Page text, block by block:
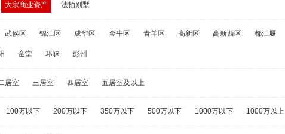
大宗商业资产 法拍别墅
武侯区 锦江区 成华区 金牛区 青羊区 高新区 高新西区 都江堰
金堂 邛崃 彭州
居室 三居室 四居室 五居室及以上
100万以下 200万以下 350万以下 500万以下 1000万以下 1000万以上